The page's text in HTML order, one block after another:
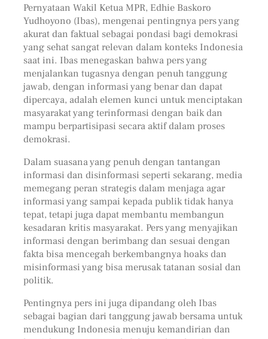
Pernyataan Wakil Ketua MPR, Edhie Baskoro
Yudhoyono (Ibas), mengenai pentingnya pers yang
akurat dan faktual sebagai pondasi bagi demokrasi
yang sehat sangat relevan dalam konteks Indonesia
saat ini. Ibas menegaskan bahwa pers yang
menjalankan tugasnya dengan penuh tanggung
jawab, dengan informasi yang benar dan dapat
dipercaya, adalah elemen kunci untuk menciptakan
masyarakat yang terinformasi dengan baik dan
mampu berpartisipasi secara aktif dalam proses
demokrasi.
Dalam suasana yang penuh dengan tantangan
informasi dan disinformasi seperti sekarang, media
memegang peran strategis dalam menjaga agar
informasi yang sampai kepada publik tidak hanya
tepat, tetapi juga dapat membantu membangun
kesadaran kritis masyarakat. Pers yang menyajikan
informasi dengan berimbang dan sesuai dengan
fakta bisa mencegah berkembangnya hoaks dan
misinformasi yang bisa merusak tatanan sosial dan
politik.
Pentingnya pers ini juga dipandang oleh Ibas
sebagai bagian dari tanggung jawab bersama untuk
mendukung Indonesia menuju kemandirian dan